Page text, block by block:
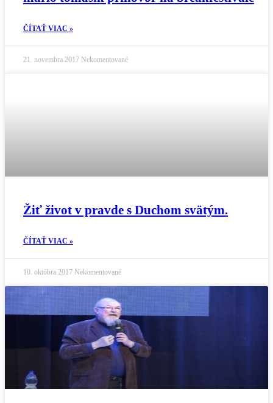
ČÍTAŤ VIAC »
21. novembra 2017 Nekomentované
Žiť život v pravde s Duchom svätým.
ČÍTAŤ VIAC »
10. októbra 2017 Nekomentované